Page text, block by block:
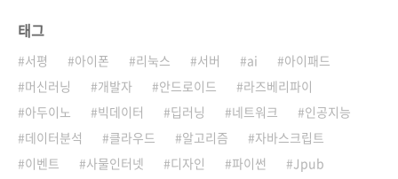
태그
서평 아이폰 리눅스 서버 ai
아이패드
머신러닝
개발자 안드로이드
라즈베리파이
아두이노
빅데이터 딥러닝 네트워크
인공지능
데이터분석
클라우드 알고리즘
자바스크립트
이벤트
사물인터넷 디자인 파이썬
Jpub